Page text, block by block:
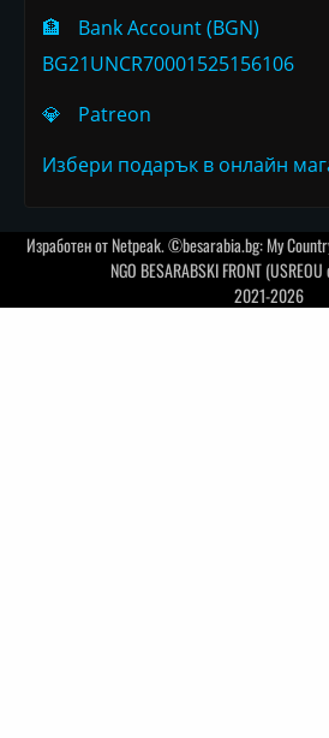
🏦
Bank Account (BGN)
BG21UNCR70001525156106
💎
Patreon
Избери подарък в онлайн
Изработен отNetpeak. ©besarabia.bg: My
NGO BESARABSKI FRONT
2021-2026